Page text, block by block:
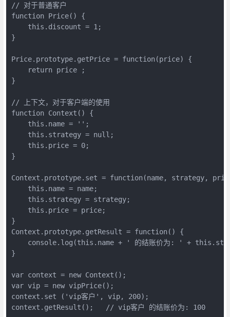
// 对于普通客户
function Price() {
    this.discount = 1;
}
Price.prototype.getPrice = function(price) {
    return price ;
}
// 上下文，对于客户端的使用
function Context() {
    this.name = '';
    this.strategy = null;
    this.price = 0;
}
Context.prototype.set = function(name, strategy,
    this.name = name;
    this.strategy = strategy;
    this.price = price;
}
Context.prototype.getResult = function() {
console.log(this.name + ' 的结账价为: ' +
}
var context = new Context();
var vip = new vipPrice();
context.set ('vip客户', vip, 200);
context.getResult();   // vip客户 的结账价为: 100